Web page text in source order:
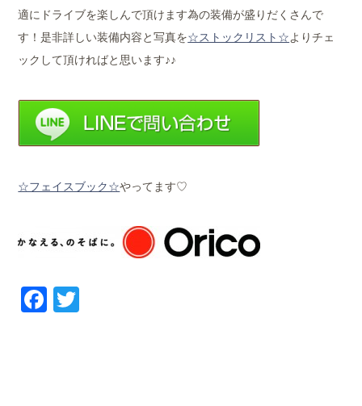
適にドライブを楽しんで頂けます為の装備が盛りだくさんで
す！是非詳しい装備内容と写真を☆ストックリスト☆よりチェ
ックして頂ければと思います♪♪
☆フェイスブック☆やってます♡
Facebook